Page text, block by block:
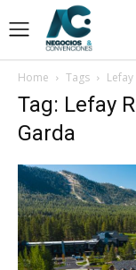
Home Tags
Tag: Lefay
Garda